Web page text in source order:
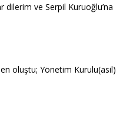
dilerim ve Serpil Kuruoğlu’na
oluştu; Yönetim Kurulu(asil)